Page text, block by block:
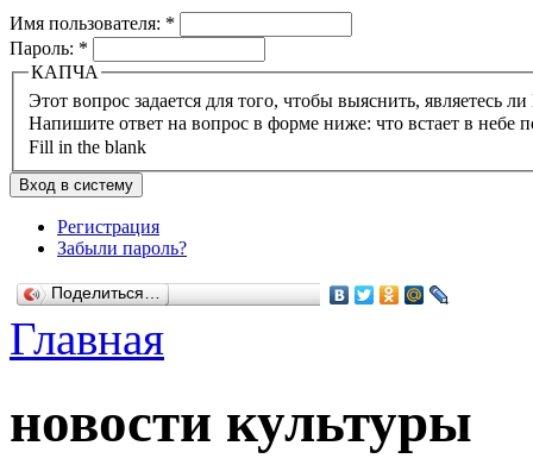
Имя пользователя: *
Пароль: *
КАПЧА
Напишите ответ на вопрос в форме ниже: что встает в небе
Fill in the blank
Регистрация
Забыли пароль?
Поделиться…
Главная
новости культуры